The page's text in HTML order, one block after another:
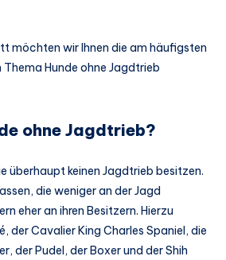
möchten wir Ihnen die am häufigsten
Hunde ohne Jagdtrieb
ohne Jagdtrieb?
überhaupt keinen Jagdtrieb besitzen.
die weniger an der Jagd
eher an ihren Besitzern. Hierzu
der Cavalier King Charles Spaniel, die
der Pudel, der Boxer und der Shih